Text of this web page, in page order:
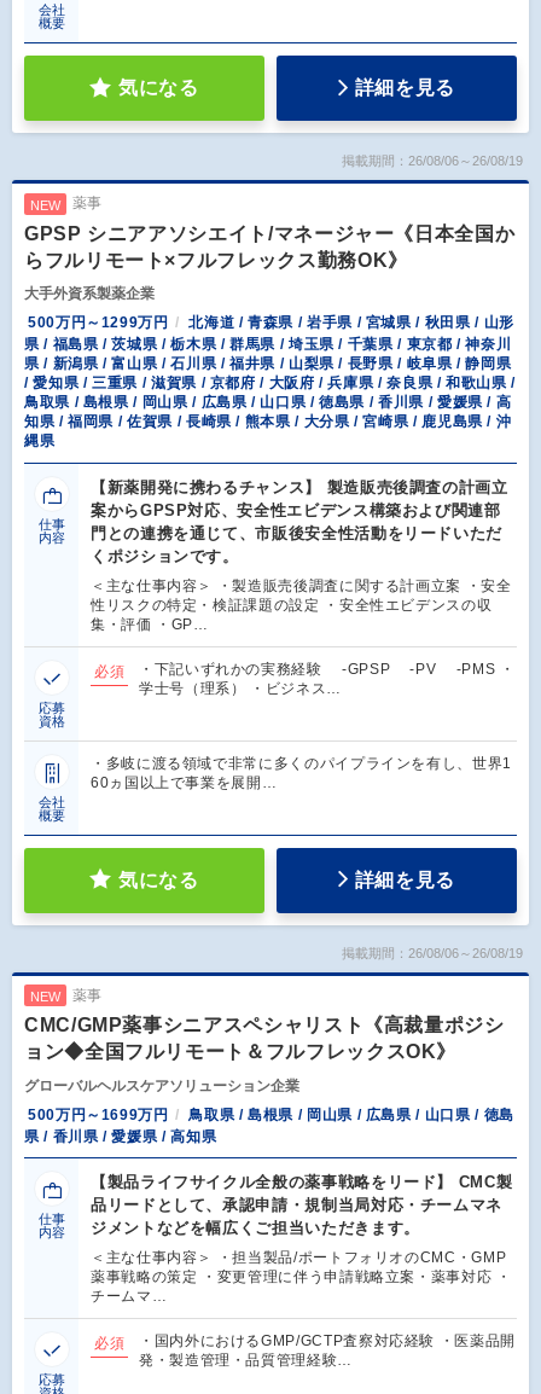
会社
概要
気になる 詳細を見る
掲載期間：26/08/06～26/08/19
NEW 薬事
GPSP シニアアソシエイト/マネージャー《日本全国か
らフルリモート×フルフレックス勤務OK》
大手外資系製薬企業
500万円～1299万円
北海道 / 青森県 / 岩手県 / 宮城県 / 秋田県 / 山形
県 / 福島県 / 茨城県 / 栃木県 / 群馬県 / 埼玉県 / 千葉県 / 東京都 / 神奈川
県 / 新潟県 / 富山県 / 石川県 / 福井県 / 山梨県 / 長野県 / 岐阜県 / 静岡県
/ 愛知県 / 三重県 / 滋賀県 / 京都府 / 大阪府 / 兵庫県 / 奈良県 / 和歌山県 /
鳥取県 / 島根県 / 岡山県 / 広島県 / 山口県 / 徳島県 / 香川県 / 愛媛県 / 高
知県 / 福岡県 / 佐賀県 / 長崎県 / 熊本県 / 大分県 / 宮崎県 / 鹿児島県 / 沖
縄県
仕事
内容
【新薬開発に携わるチャンス】 製造販売後調査の計画立
案からGPSP対応、安全性エビデンス構築および関連部
門との連携を通じて、市販後安全性活動をリードいただ
くポジションです。
＜主な仕事内容＞ ・製造販売後調査に関する計画立案 ・安全
性リスクの特定・検証課題の設定 ・安全性エビデンスの収
集・評価 ・GP…
応募
資格
必須
・下記いずれかの実務経験 -GPSP -PV -PMS ・
学士号（理系） ・ビジネス…
会社
概要
・多岐に渡る領域で非常に多くのパイプラインを有し、世界1
60ヵ国以上で事業を展開…
気になる 詳細を見る
掲載期間：26/08/06～26/08/19
NEW 薬事
CMC/GMP薬事シニアスペシャリスト《高裁量ポジシ
ョン◆全国フルリモート＆フルフレックスOK》
グローバルヘルスケアソリューション企業
500万円～1699万円
鳥取県 / 島根県 / 岡山県 / 広島県 / 山口県 / 徳島
県 / 香川県 / 愛媛県 / 高知県
仕事
内容
【製品ライフサイクル全般の薬事戦略をリード】 CMC製
品リードとして、承認申請・規制当局対応・チームマネ
ジメントなどを幅広くご担当いただきます。
＜主な仕事内容＞ ・担当製品/ポートフォリオのCMC・GMP
薬事戦略の策定 ・変更管理に伴う申請戦略立案・薬事対応 ・
チームマ…
応募
必須
・国内外におけるGMP/GCTP査察対応経験 ・医薬品開
発・製造管理・品質管理経験…